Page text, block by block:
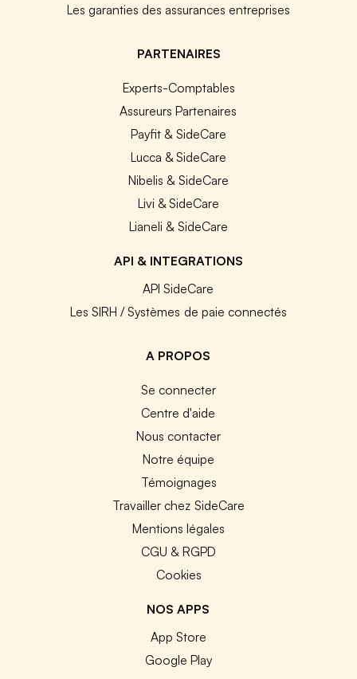
Les garanties des assurances entreprises
PARTENAIRES
Experts-Comptables
Assureurs Partenaires
Payfit & SideCare
Lucca & SideCare
Nibelis & SideCare
Livi & SideCare
Lianeli & SideCare
API & INTEGRATIONS
API SideCare
Les SIRH / Systèmes de paie connectés
A PROPOS
Se connecter
Centre d'aide
Nous contacter
Notre équipe
Témoignages
Travailler chez SideCare
Mentions légales
CGU & RGPD
Cookies
NOS APPS
App Store
Google Play